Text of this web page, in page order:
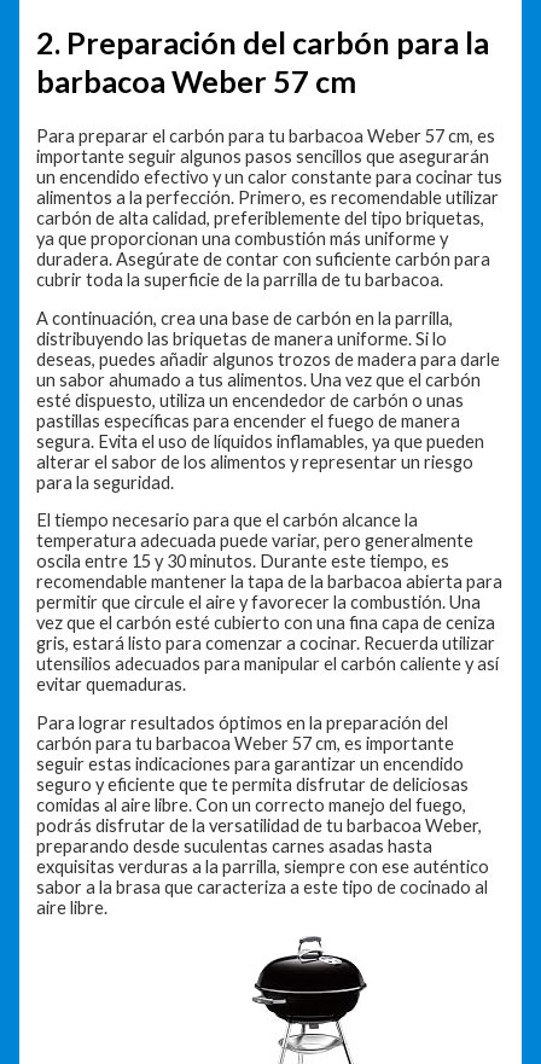
2. Preparación del carbón para la
barbacoa Weber 57 cm
Para preparar el carbón para tu barbacoa Weber 57 cm, es
importante seguir algunos pasos sencillos que asegurarán
un encendido efectivo y un calor constante para cocinar tus
alimentos a la perfección. Primero, es recomendable utilizar
carbón de alta calidad, preferiblemente del tipo briquetas,
ya que proporcionan una combustión más uniforme y
duradera. Asegúrate de contar con suficiente carbón para
cubrir toda la superficie de la parrilla de tu barbacoa.
A continuación, crea una base de carbón en la parrilla,
distribuyendo las briquetas de manera uniforme. Si lo
deseas, puedes añadir algunos trozos de madera para darle
un sabor ahumado a tus alimentos. Una vez que el carbón
esté dispuesto, utiliza un encendedor de carbón o unas
pastillas específicas para encender el fuego de manera
segura. Evita el uso de líquidos inflamables, ya que pueden
alterar el sabor de los alimentos y representar un riesgo
para la seguridad.
El tiempo necesario para que el carbón alcance la
temperatura adecuada puede variar, pero generalmente
oscila entre 15 y 30 minutos. Durante este tiempo, es
recomendable mantener la tapa de la barbacoa abierta para
permitir que circule el aire y favorecer la combustión. Una
vez que el carbón esté cubierto con una fina capa de ceniza
gris, estará listo para comenzar a cocinar. Recuerda utilizar
utensilios adecuados para manipular el carbón caliente y así
evitar quemaduras.
Para lograr resultados óptimos en la preparación del
carbón para tu barbacoa Weber 57 cm, es importante
seguir estas indicaciones para garantizar un encendido
seguro y eficiente que te permita disfrutar de deliciosas
comidas al aire libre. Con un correcto manejo del fuego,
podrás disfrutar de la versatilidad de tu barbacoa Weber,
preparando desde suculentas carnes asadas hasta
exquisitas verduras a la parrilla, siempre con ese auténtico
sabor a la brasa que caracteriza a este tipo de cocinado al
aire libre.